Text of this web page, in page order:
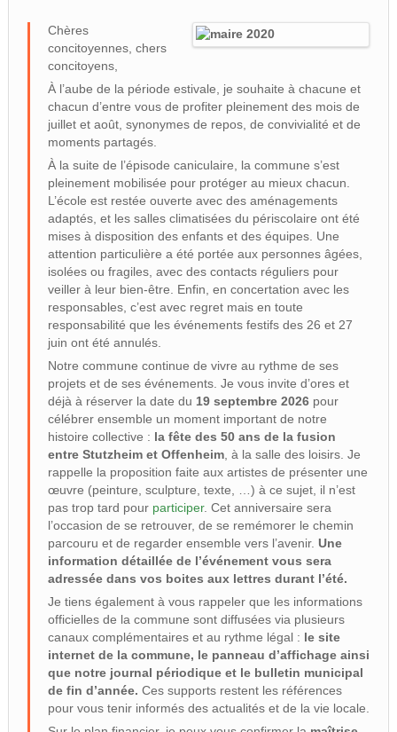
Chères
concitoyennes, chers
concitoyens,
À l’aube de la période estivale, je souhaite à chacune et
chacun d’entre vous de profiter pleinement des mois de
juillet et août, synonymes de repos, de convivialité et de
moments partagés.
À la suite de l’épisode caniculaire, la commune s’est
pleinement mobilisée pour protéger au mieux chacun.
L’école est restée ouverte avec des aménagements
adaptés, et les salles climatisées du périscolaire ont été
mises à disposition des enfants et des équipes. Une
attention particulière a été portée aux personnes âgées,
isolées ou fragiles, avec des contacts réguliers pour
veiller à leur bien-être. Enfin, en concertation avec les
responsables, c’est avec regret mais en toute
responsabilité que les événements festifs des 26 et 27
juin ont été annulés.
Notre commune continue de vivre au rythme de ses
projets et de ses événements. Je vous invite d’ores et
déjà à réserver la date du 19 septembre 2026pour
célébrer ensemble un moment important de notre
histoire collective : la fête des 50 ans de la fusion
entre Stutzheim et Offenheim, à la salle des loisirs. Je
rappelle la proposition faite aux artistes de présenter une
œuvre (peinture, sculpture, texte, …) à ce sujet, il n’est
pas trop tard pour participer. Cet anniversaire sera
l’occasion de se retrouver, de se remémorer le chemin
parcouru et de regarder ensemble vers l’avenir. Une
information détaillée de l’événement vous sera
adressée dans vos boites aux lettres durant l’été.
Je tiens également à vous rappeler que les informations
officielles de la commune sont diffusées via plusieurs
canaux complémentaires et au rythme légal : le site
internet de la commune, le panneau d’affichage ainsi
que notre journal périodique et le bulletin municipal
de fin d’année. Ces supports restent les références
pour vous tenir informés des actualités et de la vie locale.